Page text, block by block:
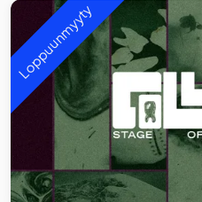
Loppuunmyyty